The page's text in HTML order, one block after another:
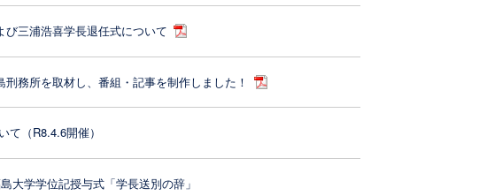
び三浦浩喜学長退任式について
刑務所を取材し、番組・記事を制作しました！
て（R8.4.6開催）
大学学位記授与式「学長送別の辞」